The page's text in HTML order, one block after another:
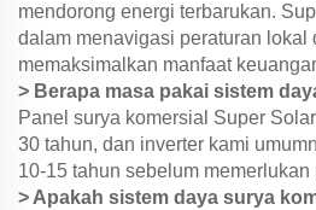
mendorong energi terbarukan.
dalam menavigasi peraturan lokal
memaksimalkan manfaat
> Berapa masa pakai sistem
Panel surya komersial Super
30 tahun, dan inverter kami
10-15 tahun sebelum memerlukan
> Apakah sistem daya surya